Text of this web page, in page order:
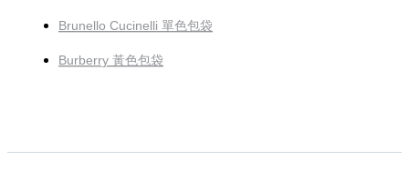
Brunello Cucinelli 單色包袋
Burberry 黃色包袋